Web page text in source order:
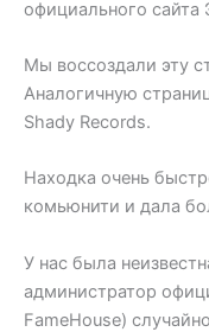
официального сайта
Мы воссоздали эту
Аналогичную
Shady Records.
Находка очень
комьюнити и дала
У нас была
администратор
FameHouse)